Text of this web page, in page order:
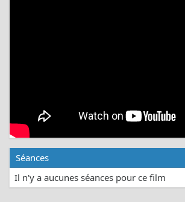
Séances
Il n'y a aucunes séances pour ce film